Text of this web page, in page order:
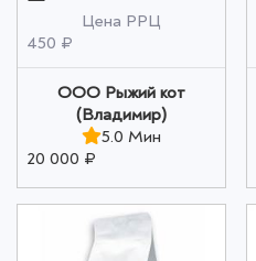
Цена РРЦ
450 ₽
ООО Рыжий кот
(Владимир)
5.0 Мин
20 000 ₽